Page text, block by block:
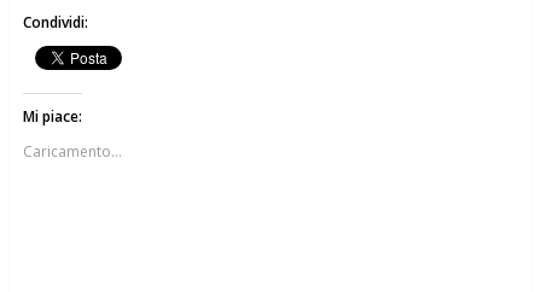
Condividi:
Mi piace:
Caricamento...